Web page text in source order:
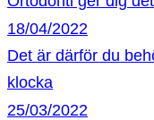
18/04/2022
Det är därför du
klocka
25/03/2022